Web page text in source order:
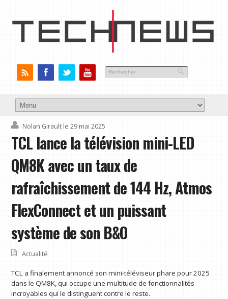
Nolan Girault le 29 mai 2025
TCL lance la télévision mini-LED
QM8K avec un taux de
rafraîchissement de 144 Hz, Atmos
FlexConnect et un puissant
système de son B&O
Actualité
TCL a finalement annoncé son mini-téléviseur phare pour 2025
dans le QM8K, qui occupe une multitude de fonctionnalités
incroyables qui le distinguent contre le reste.